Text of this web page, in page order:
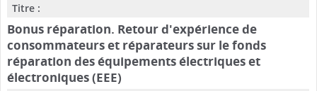
Titre :
Bonus réparation. Retour d'expérience de
consommateurs et réparateurs sur le fonds
réparation des équipements électriques et
électroniques (EEE)